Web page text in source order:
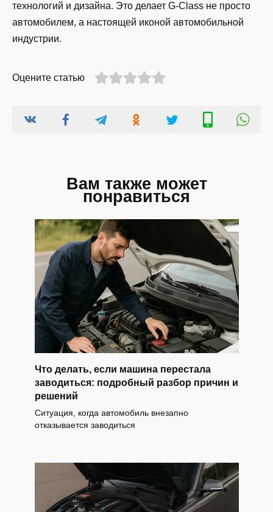
технологий и дизайна. Это делает G-Class не просто
автомобилем, а настоящей иконой автомобильной
индустрии.
Оцените статью
Вам также может
понравиться
Что делать, если машина перестала
заводиться: подробный разбор причин и
решений
Ситуация, когда автомобиль внезапно
отказывается заводиться